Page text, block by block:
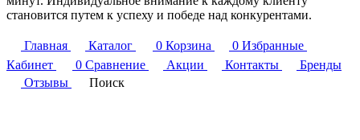
становится путем к успеху и победе над конкурентами.
Главная Каталог 0 Корзина 0 Избранные
Кабинет
0 Сравнение Акции Контакты
Бренды
Отзывы
Поиск